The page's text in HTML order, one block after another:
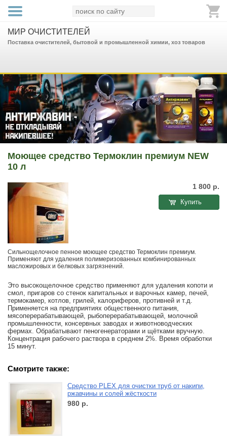
МИР ОЧИСТИТЕЛЕЙ
Поставка очистителей, бытовой и промышленной химии, хоз товаров
Моющее средство Термоклин премиум NEW
10 л
1 800 р.
Купить
Сильнощелочное пенное моющее средство Термоклин премиум.
Применяют для удаления полимеризованных комбинированных
масложировых и белковых загрязнений.
Это высокощелочное средство применяют для удаления копоти и
смол, пригаров со стенок капитальных и варочных камер, печей,
термокамер, котлов, грилей, калориферов, противней и т.д.
Применяется на предприятиях общественного питания,
мясоперерабатывающей, рыбоперерабатывающей, молочной
промышленности, консервных заводах и животноводческих
фермах. Обрабатывают пеногенераторами и щётками вручную.
Концентрация рабочего раствора в среднем 2%. Время обработки
15 минут.
Смотрите также:
Средство PLEX для очистки труб от накипи,
ржавчины и солей жёсткости
980 р.